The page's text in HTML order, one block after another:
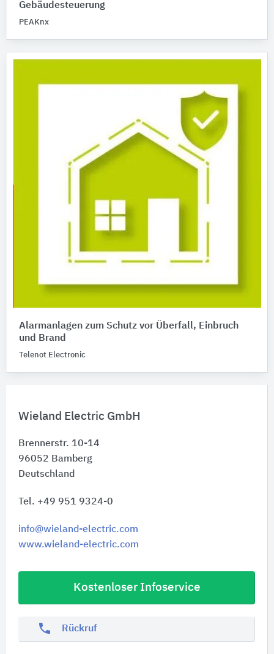
Wieland Electric GmbH
Brennerstr. 10-14
96052 Bamberg
Deutschland
Tel. +49 951 9324-0
info@wieland-electric.com
www.wieland-electric.com
Kostenloser Infoservice
phone Rückruf
Gebäudesteuerung
PEAKnx
Alarmanlagen zum Schutz vor Überfall, Einbruch
und Brand
Telenot Electronic